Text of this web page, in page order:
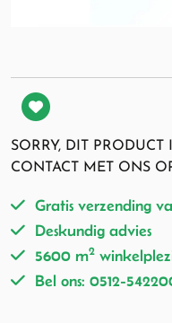
SORRY, DIT
CONTACT MET ONS
Gratis verzending
Deskundig advies
5600 m2
Bel ons: 0512-